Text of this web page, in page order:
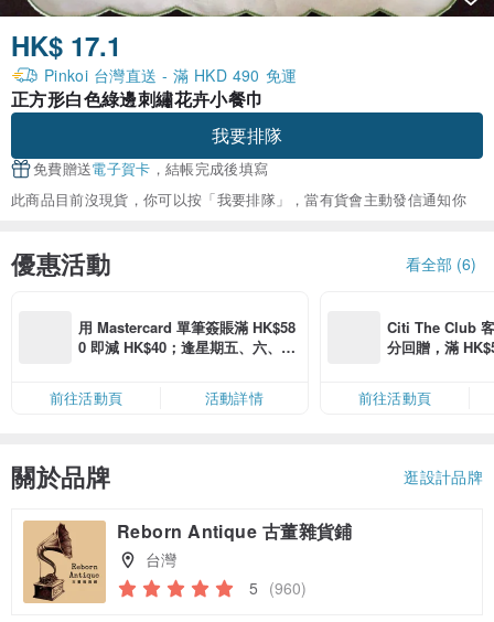
HK$ 17.1
Pinkoi 台灣直送 - 滿 HKD 490 免運
正方形白色綠邊刺繡花卉小餐巾
我要排隊
免費贈送電子賀卡 ，結帳完成後填寫
此商品目前沒現貨，你可以按「我要排隊」，當有貨會主動發信通知你
優惠活動 看全部 (6)
用 Mastercard 單筆簽賬滿 HK$58
0 即減 HK$40；逢星期五、六、日
限，額滿即止，僅限「常用信用
卡」結帳）
前往活動頁 活動詳情
Citi The Club
分回贈，滿
前往活動頁
關於品牌 逛設計品牌
Reborn Antique 古董雜貨鋪
台灣
5 (960)